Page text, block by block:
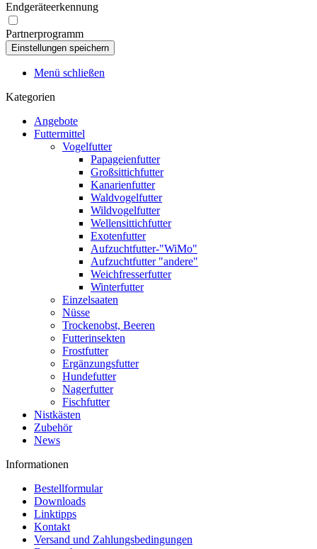
Endgeräteerkennung
Partnerprogramm
Menü schließen
Kategorien
Angebote
Futtermittel
Vogelfutter
Papageienfutter
Großsittichfutter
Kanarienfutter
Waldvogelfutter
Wildvogelfutter
Wellensittichfutter
Exotenfutter
Aufzuchtfutter-"WiMo"
Aufzuchtfutter "andere"
Weichfresserfutter
Winterfutter
Einzelsaaten
Nüsse
Trockenobst, Beeren
Futterinsekten
Frostfutter
Ergänzungsfutter
Hundefutter
Nagerfutter
Fischfutter
Nistkästen
Zubehör
News
Informationen
Bestellformular
Downloads
Linktipps
Kontakt
Versand und Zahlungsbedingungen